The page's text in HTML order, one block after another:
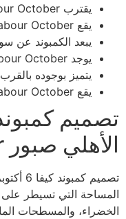
يقترب Keeva Sabour October من مول العرب.
يقع Keeva Sabour October بالقرب من مول مصر.
يبعد الكمبوند عن
يوجد Keeva Sabour October بالقرب من جامعة مصر.
يتميز بوجوده
يقع Keeva Sabour October بجوار مستشفى دار الفؤاد.
الأهلي صبور Keeva Sabbour
تصميم
المساحة التي تسيطر
الخضراء، والمسطحات